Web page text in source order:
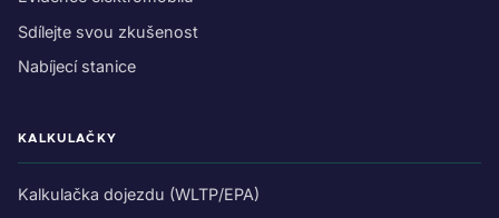
Sdílejte svou zkušenost
Nabíjecí stanice
KALKULAČKY
Kalkulačka dojezdu (WLTP/EPA)